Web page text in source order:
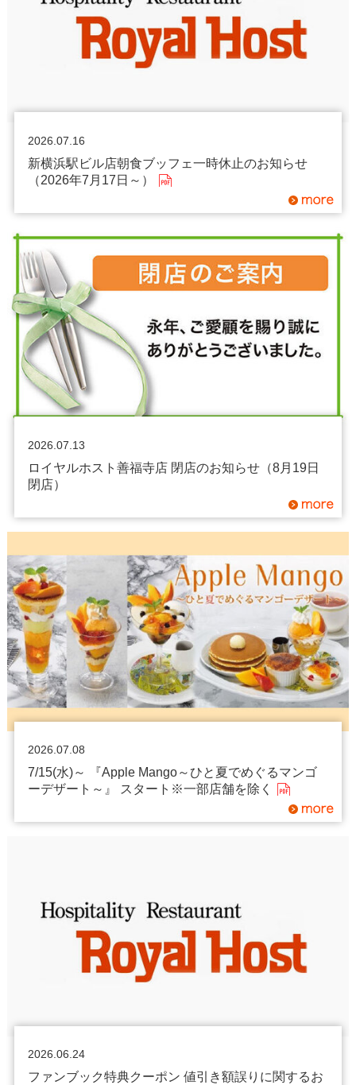
2026.07.16
新横浜駅ビル店朝食ブッフェ一時休止のお知らせ
（2026年7月17日～）
2026.07.13
ロイヤルホスト善福寺店 閉店のお知らせ（8月19日
閉店）
2026.07.08
7/15(水)～ 『Apple Mango～ひと夏でめぐるマンゴ
ーデザート～』 スタート※一部店舗を除く
2026.06.24
ファンブック特典クーポン 値引き額誤りに関するお